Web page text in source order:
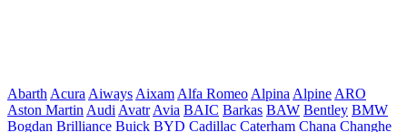
Abarth Acura Aiways Aixam Alfa Romeo Alpina Alpine ARO
Aston Martin Audi Avatr Avia BAIC Barkas BAW Bentley BMW
Bogdan Brilliance Buick BYD Cadillac Caterham Chana Changhe